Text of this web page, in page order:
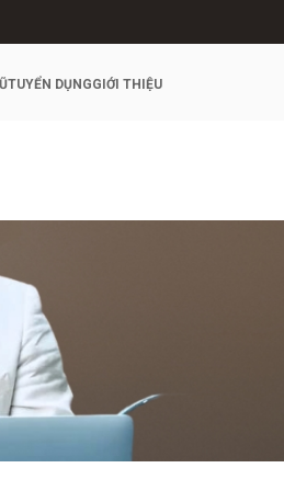
TUYỂN DỤNGGIỚI THIỆU